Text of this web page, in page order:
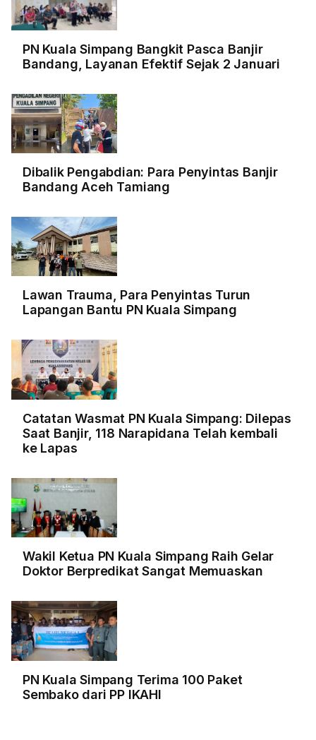
PN Kuala Simpang Bangkit Pasca Banjir
Bandang, Layanan Efektif Sejak 2 Januari
Dibalik Pengabdian: Para Penyintas Banjir
Bandang Aceh Tamiang
Lawan Trauma, Para Penyintas Turun
Lapangan Bantu PN Kuala Simpang
Catatan Wasmat PN Kuala Simpang: Dilepas
Saat Banjir, 118 Narapidana Telah kembali
ke Lapas
Wakil Ketua PN Kuala Simpang Raih Gelar
Doktor Berpredikat Sangat Memuaskan
PN Kuala Simpang Terima 100 Paket
Sembako dari PP IKAHI